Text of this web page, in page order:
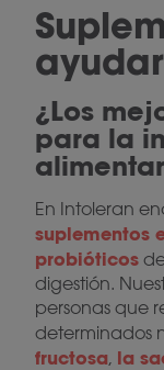
¿Los
para la
En Intoleran
suplementos
probióticos
digestión.
personas que
determinados
fructosa, la